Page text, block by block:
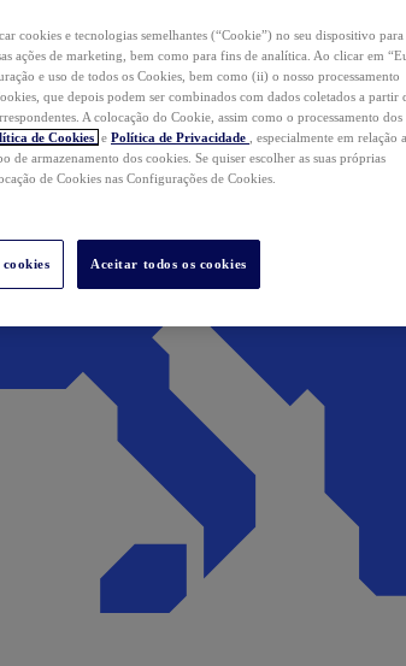
cookies e tecnologias semelhantes (“Cookie”) no seu dispositivo para
ações de marketing, bem como para fins de analítica. Ao clicar em
e uso de todos os Cookies, bem como (ii) o nosso processamento
que depois podem ser combinados com dados coletados a partir
A colocação do Cookie, assim como o processamento dos
de Cookies e Política de Privacidade
, especialmente em relação
de armazenamento dos cookies. Se quiser escolher as suas próprias
de Cookies nas Configurações de Cookies.
Aceitar todos os cookies